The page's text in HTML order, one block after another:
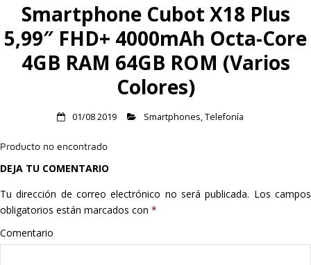
Inicio
Alimentación
Deportes
Hogar
Listas
Smartphone Cubot X18 Plus
5,99″ FHD+ 4000mAh Octa-Core
4GB RAM 64GB ROM (Varios
Colores)
01/08 2019 Smartphones,Telefonía
Producto no encontrado
DEJA TU COMENTARIO
Tu dirección de correo electrónico no será publicada. Los campos
obligatorios están marcados con *
Comentario